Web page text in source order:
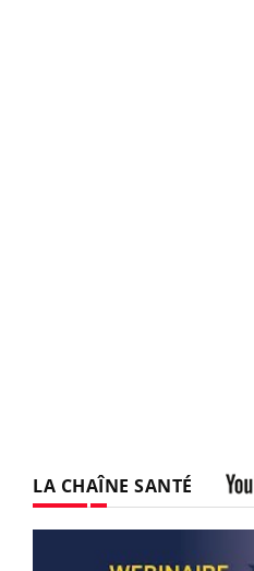
LA CHAÎNE SANTÉ